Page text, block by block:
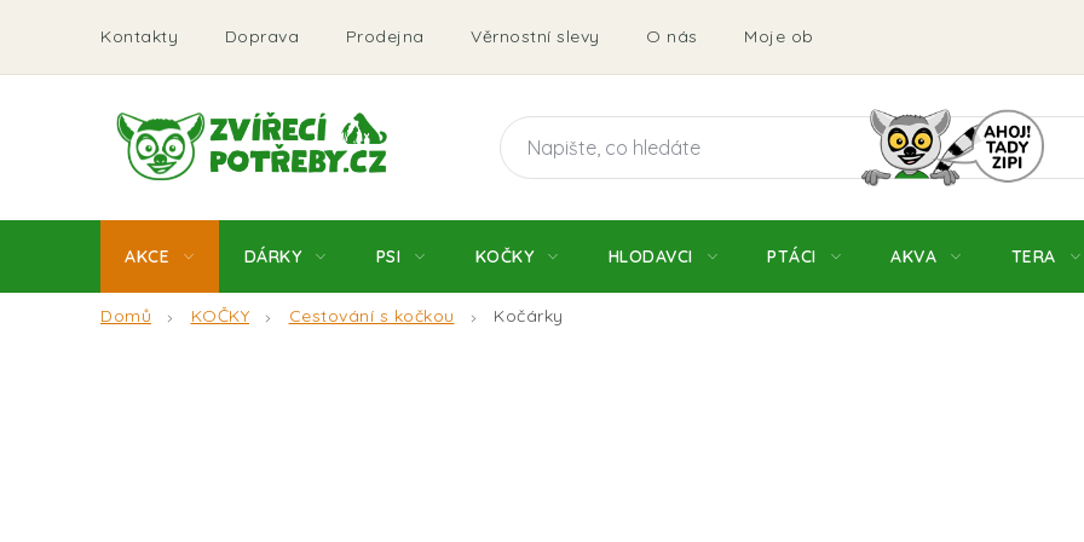
obsah
Kontakty Doprava Prodejna Věrnostní slevy O nás Moje objednávka Obchodní
AKCE DÁRKY PSI KOČKY HLODAVCI PTÁCI AKVA TERA
Domů KOČKY Cestování s kočkou Kočárky